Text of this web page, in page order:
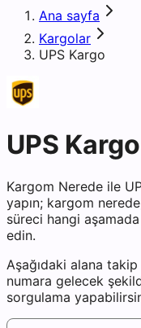
Ana sayfa
Kargolar
UPS Kargo
UPS
Kargom Nerede ile
yapın; kargom
süreci hangi
edin.
Aşağıdaki alana
numara gelecek
sorgulama